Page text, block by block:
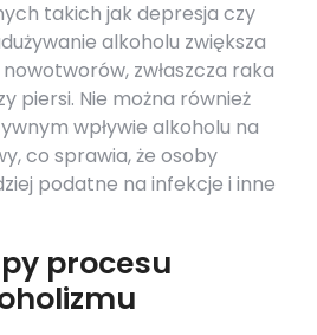
takich jak depresja czy
alkoholu zwiększa
zwłaszcza raka
piersi. Nie można również
wpływie alkoholu na
co sprawia, że osoby
podatne na infekcje i inne
procesu